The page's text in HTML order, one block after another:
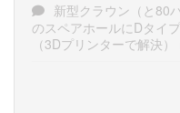
新型クラウン（と80
のスペアホールにDタイ
（3Dプリンターで解決）